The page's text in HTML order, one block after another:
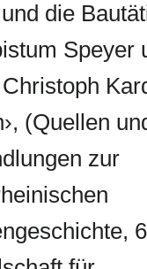
die
Speyer
(Quellen
zur